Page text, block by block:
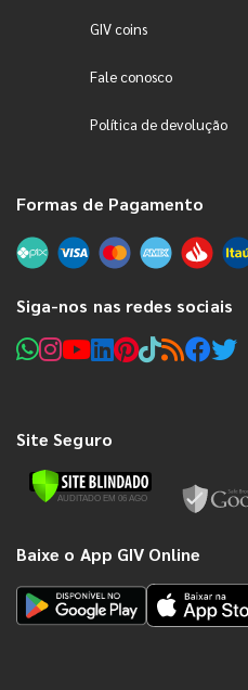
GIV coins
Fale conosco
Política de devolução
Formas de Pagamento
Siga-nos nas redes sociais
Site Seguro
Baixe o App GIV Online